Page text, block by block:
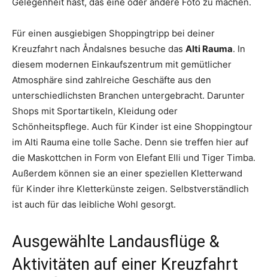
Für einen ausgiebigen Shoppingtripp bei deiner
Kreuzfahrt nach Åndalsnes besuche das Alti Rauma. In
diesem modernen Einkaufszentrum mit gemütlicher
Atmosphäre sind zahlreiche Geschäfte aus den
unterschiedlichsten Branchen untergebracht. Darunter
Shops mit Sportartikeln, Kleidung oder
Schönheitspflege. Auch für Kinder ist eine Shoppingtour
im Alti Rauma eine tolle Sache. Denn sie treffen hier auf
die Maskottchen in Form von Elefant Elli und Tiger Timba.
Außerdem können sie an einer speziellen Kletterwand
für Kinder ihre Kletterkünste zeigen. Selbstverständlich
ist auch für das leibliche Wohl gesorgt.
Ausgewählte Landausflüge &
Aktivitäten auf einer Kreuzfahrt